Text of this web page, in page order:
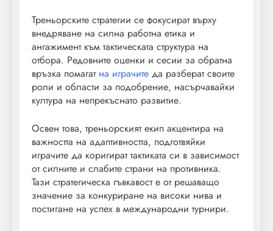
Треньорските стратегии се фокусират върху
внедряване на силна работна етика и
ангажимент към тактическата структура на
отбора. Редовните оценки и сесии за обратна
връзка помагат на играчите да разберат своите
роли и области за подобрение, насърчавайки
култура на непрекъснато развитие.
Освен това, треньорският екип акцентира на
важността на адаптивността, подготвяйки
играчите да коригират тактиката си в зависимост
от силните и слабите страни на противника.
Тази стратегическа гъвкавост е от решаващо
значение за конкуриране на високи нива и
постигане на успех в международни турнири.